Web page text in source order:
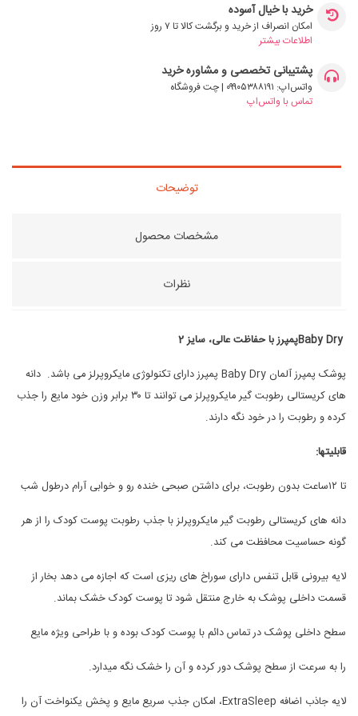
خرید با خیال آسوده
امکان انصراف از خرید و برگشت کالا تا ۷ روز
اطلاعات بیشتر
پشتیبانی تخصصی و مشاوره خرید
واتس‌اپ: ۰۹۹۰۵۳۸۸۱۹۱ | چت فروشگاه
تماس با واتس‌اپ
توضیحات
مشخصات محصول
نظرات
Baby Dry پمپرزبا حفاظت عالی، سایز2
پوشک پمپرز آلمان Baby Dry پمپرز دارای تکنولوژی مایکروپرلز می باشد. دانه
های کریستالی رطوبت گیر مایکروپرلز می توانند تا ٣٠ برابر وزن خود مایع را جذب
کرده و رطوبت را در خود نگه دارند.
قابلیتها:
تا ١٢ساعت بدون رطوبت، برای داشتن صبحی خنده رو و خوابی آرام درطول شب
دانه های کریستالی رطوبت گیر مایکروپرلز با جذب رطوبت پوست کودک را از هر
گونه حساسیت محافظت می کند.
لایه بیرونی قابل تنفس دارای سوراخ های ریزی است که اجازه می دهد بخار از
قسمت داخلی پوشک به خارج منتقل شود تا پوست کودک خشک بماند.
سطح داخلی پوشک در تماس دائم با پوست کودک بوده و با طراحی ویژه مایع
را به سرعت از سطح پوشک دور کرده و آن را خشک نگه میدارد.
لایه جاذب اضافه ExtraSleep، امکان جذب سریع مایع و پخش یکنواخت آن را